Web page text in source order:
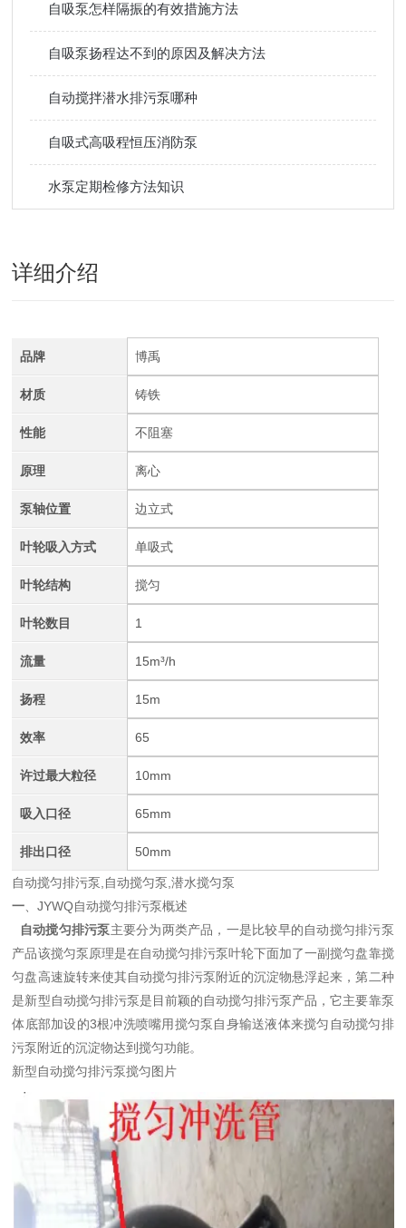
自吸泵怎样隔振的有效措施方法
自吸泵扬程达不到的原因及解决方法
自动搅拌潜水排污泵哪种
自吸式高吸程恒压消防泵
水泵定期检修方法知识
详细介绍
品牌 博禹
材质 铸铁
性能 不阻塞
原理 离心
泵轴位置 边立式
叶轮吸入方式 单吸式
叶轮结构 搅匀
叶轮数目 1
流量 15m³/h
扬程 15m
效率 65
许过最大粒径 10mm
吸入口径 65mm
排出口径 50mm
自动搅匀排污泵,自动搅匀泵,潜水搅匀泵
一 、JYWQ自动搅匀排污泵概述
自动搅匀排污泵主要分为两类产品，一是比较早的自动搅匀排污泵
产品该搅匀泵原理是在自动搅匀排污泵叶轮下面加了一副搅匀盘靠搅
匀盘高速旋转来使其自动搅匀排污泵附近的沉淀物悬浮起来，第二种
是新型自动搅匀排污泵是目前颖的自动搅匀排污泵产品，它主要靠泵
体底部加设的3根冲洗喷嘴用搅匀泵自身输送液体来搅匀自动搅匀排
污泵附近的沉淀物达到搅匀功能。
新型自动搅匀排污泵搅匀图片